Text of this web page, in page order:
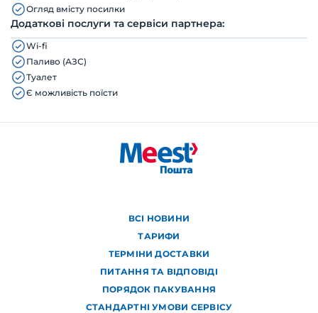
Огляд вмісту посилки
Додаткові послуги та сервіси партнера:
Wi-fi
Паливо (АЗС)
Туалет
Є можливість поїсти
ВСІ НОВИНИ
ТАРИФИ
ТЕРМІНИ ДОСТАВКИ
ПИТАННЯ ТА ВІДПОВІДІ
ПОРЯДОК ПАКУВАННЯ
СТАНДАРТНІ УМОВИ СЕРВІСУ